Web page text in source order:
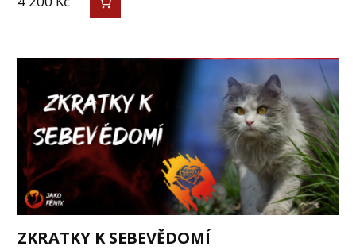
ZKRATKY K SEBEVĚDOMÍ